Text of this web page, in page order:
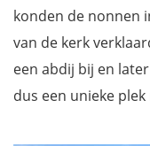
konden de nonnen
van de kerk
een abdij bij en
dus een unieke